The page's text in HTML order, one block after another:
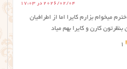
2026/02/04 در 17:03
میخوام بزارم کایرا اما از اطرافیان
کارن و کایرا بهم میاد
1